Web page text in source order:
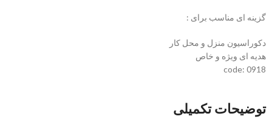
گزینه ای مناسب برای :
دکوراسیون منزل و محل کار
هدیه ای ویژه و خاص
code: 0918
توضیحات تکمیلی